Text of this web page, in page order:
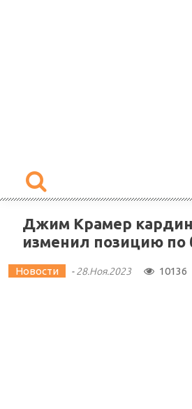
Джим Крамер
изменил позицию по
Новости -28.Ноя.2023 10136